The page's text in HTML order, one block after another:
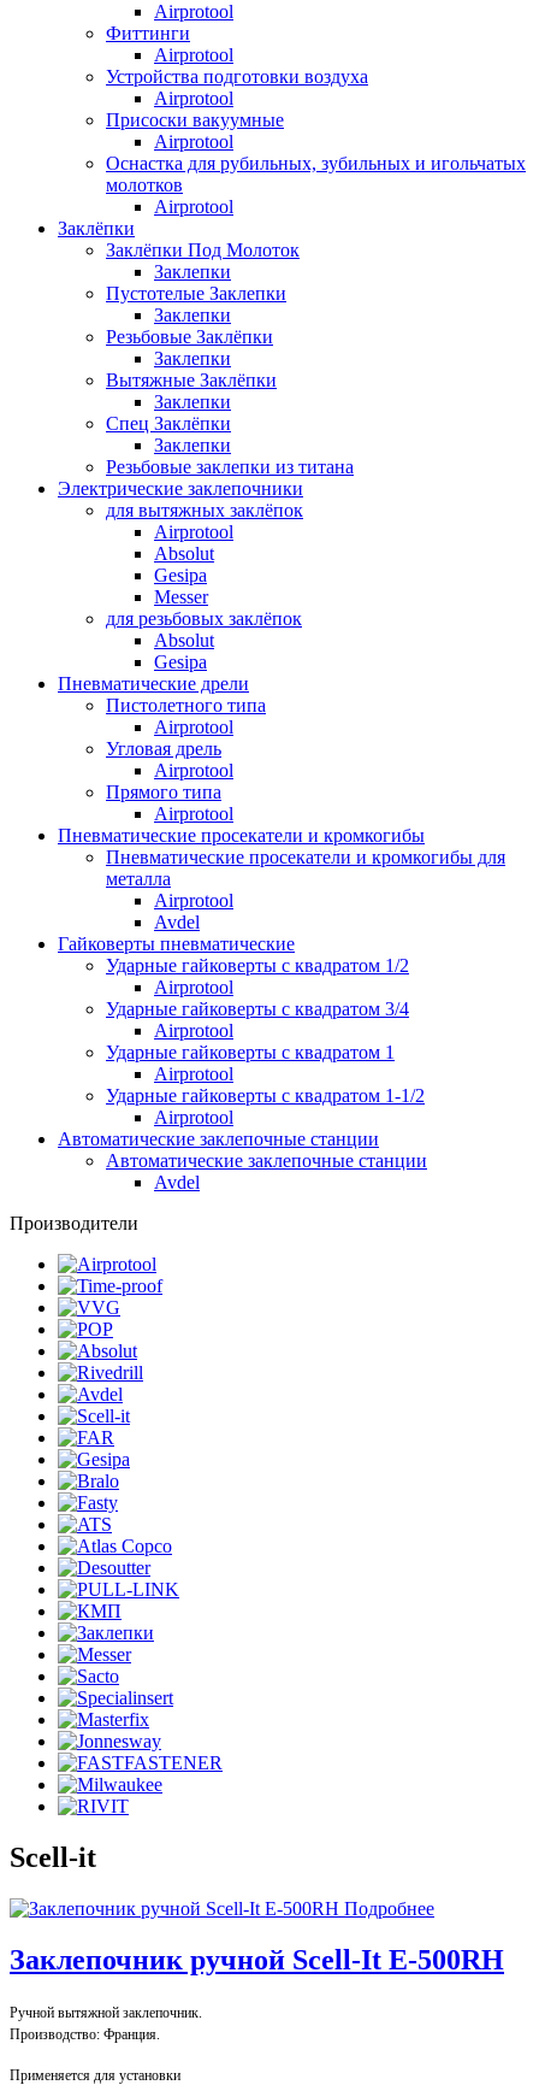
Airprotool
Фиттинги
Airprotool
Устройства подготовки воздуха
Airprotool
Присоски вакуумные
Airprotool
Оснастка для рубильных, зубильных и игольчатых
молотков
Airprotool
Заклёпки
Заклёпки Под Молоток
Заклепки
Пустотелые Заклепки
Заклепки
Резьбовые Заклёпки
Заклепки
Вытяжные Заклёпки
Заклепки
Спец Заклёпки
Заклепки
Резьбовые заклепки из титана
Электрические заклепочники
для вытяжных заклёпок
Airprotool
Absolut
Gesipa
Messer
для резьбовых заклёпок
Absolut
Gesipa
Пневматические дрели
Пистолетного типа
Airprotool
Угловая дрель
Airprotool
Прямого типа
Airprotool
Пневматические просекатели и кромкогибы
Пневматические просекатели и кромкогибы для
металла
Airprotool
Avdel
Гайковерты пневматические
Ударные гайковерты с квадратом 1/2
Airprotool
Ударные гайковерты с квадратом 3/4
Airprotool
Ударные гайковерты с квадратом 1
Airprotool
Ударные гайковерты с квадратом 1-1/2
Airprotool
Автоматические заклепочные станции
Автоматические заклепочные станции
Avdel
Производители
Scell-it
Подробнее
Заклепочник ручной Scell-It E-500RH
Ручной вытяжной заклепочник.
Производство: Франция.
Применяется для установки